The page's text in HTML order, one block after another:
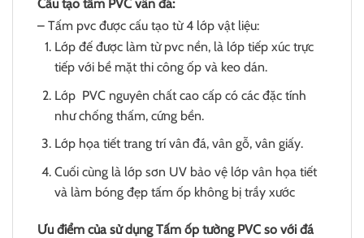
Cấu tạo tấm PVC vân đá:
– Tấm pvc được cấu tạo từ 4 lớp vật liệu:
Lớp đế được làm từ pvc nền, là lớp tiếp xúc trực
tiếp với bề mặt thi công ốp và keo dán.
Lớp PVC nguyên chất cao cấp có các đặc tính
như chống thấm, cứng bền.
Lớp họa tiết trang trí vân đá, vân gỗ, vân giấy.
Cuối cùng là lớp sơn UV bảo vệ lớp vân họa tiết
và làm bóng đẹp tấm ốp không bị trầy xước
Ưu điểm của sử dụng Tấm ốp tường PVC so với đá